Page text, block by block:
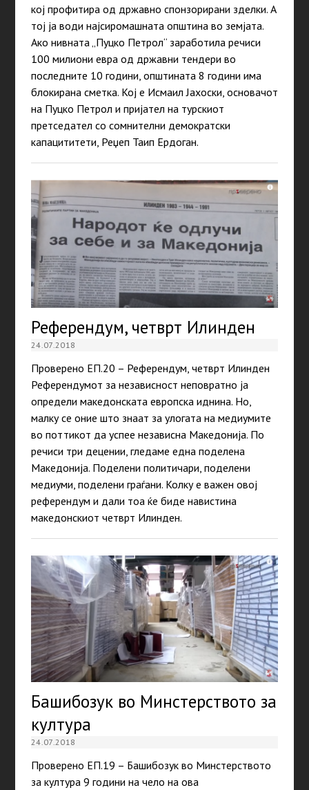
кој профитира од државно спонзорирани зделки. А
тој ја води најсиромашната општина во земјата.
Ако нивната „Пуцко Петрол“ заработила речиси
100 милиони евра од државни тендери во
последните 10 години, општината 8 години има
блокирана сметка. Кој е Исмаил Јахоски, основачот
на Пуцко Петрол и пријател на турскиот
претседател со сомнителни демократски
капацититети, Реџеп Таип Ердоган.
Референдум, четврт Илинден
24.07.2018
Проверено ЕП.20 – Референдум, четврт Илинден
Реферeндумот за независност неповратно ја
определи македонската европска иднина. Но,
малку се оние што знаат за улогата на медиумите
во поттикот да успее независна Македонија. По
речиси три децении, гледаме една поделена
Македонија. Поделени политичари, поделени
медиуми, поделени граѓани. Колку е важен овој
референдум и дали тоа ќе биде навистина
македонскиот четврт Илинден.
Башибозук во Минстерството за
култура
24.07.2018
Проверено ЕП.19 – Башибозук во Минстерството
за култура 9 години на чело на ова